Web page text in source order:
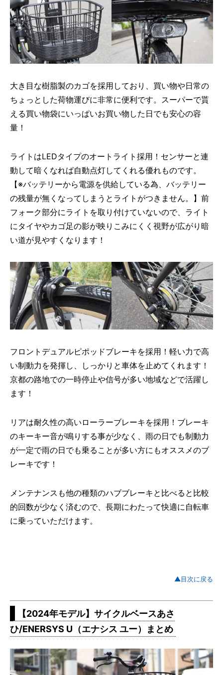
大き目な樹脂製のカゴを採用しており、買い物や日常の
ちょっとした荷物運びに非常に便利です。スーパーで貰
える買い物袋にいっぱいお買い物した日でも安心の容
量！
ライトはLEDタイプのオートライト採用！センサーと連
動して暗くなれば自動点灯してくれる優れものです。
【※バッテリーから電源を供給している為、バッテリー
の残量が無くなってしまうとライトがつきません。】前
フォーク部分にライトを取り付けていないので、ライト
にタイヤやカゴ足の影が映りこみにくく視野が広がり暗
い道が見やすくなります！
フロントデュアルピポッドブレーキを採用！軽い力で高
い制動力を発揮し、しっかりと車体を止めてくれます！
京都の路地での一時停止や信号が多い地域などで活躍し
ます！
リアは耐久性の高いローラーブレーキを採用！ブレーキ
のキーキー音が鳴りする事が少なく、雨の日でも制動力
が一定で雨の日でも乗ることが多い方にもオススメのブ
レーキです！
メンテナンスも他の種類のハブブレーキと比べると比較
的回数が少なく済むので、長期にわたって快適に自転車
に乗っていただけます。
▲目次に戻る
【2024年モデル】サイクルベースあさ
ひ/ENERSYS U（エナシス ユー）まとめ